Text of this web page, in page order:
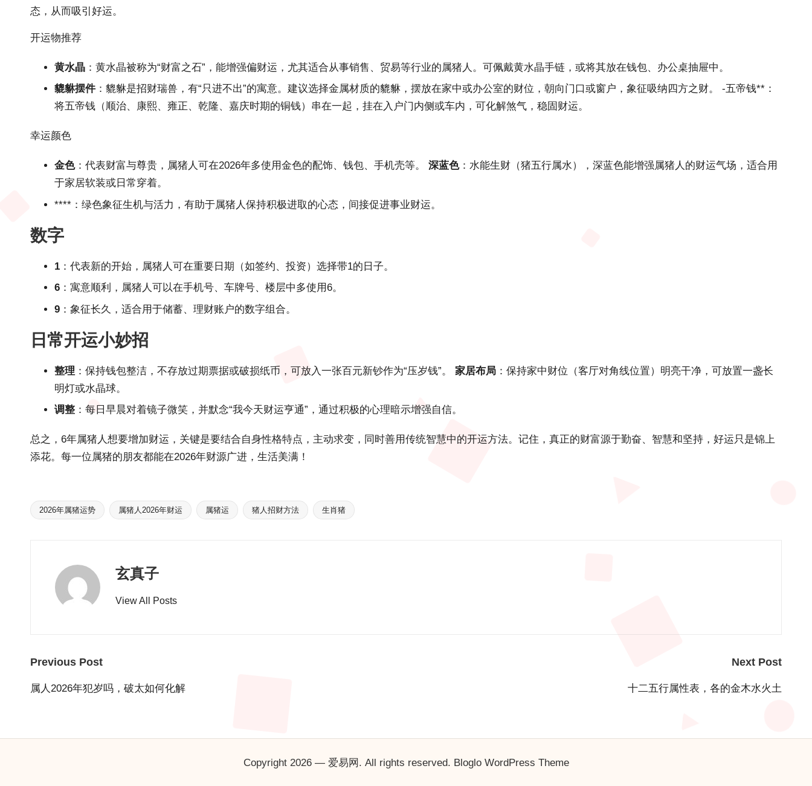
态，从而吸引好运。
开运物推荐
黄水晶 ：黄水晶被称为“财富之石”，能增强偏财运，尤其适合从事销售、贸易等行业的属猪人。可佩戴黄水晶手链，或将其放在钱包、办公桌抽屉中。
貔貅摆件 ：貔貅是招财瑞兽，有“只进不出”的寓意。建议选择金属材质的貔貅，摆放在家中或办公室的财位，朝向门口或窗户，象征吸纳四方之财。 -五帝钱**：
将五帝钱（顺治、康熙、雍正、乾隆、嘉庆时期的铜钱）串在一起，挂在入户门内侧或车内，可化解煞气，稳固财运。
幸运颜色
金色：代表财富与尊贵，属猪人可在2026年多使用金色的配饰、钱包、手机壳等。 深蓝色：水能生财（猪五行属水），深蓝色能增强属猪人的财运气场，适合用
于家居软装或日常穿着。
****：绿色象征生机与活力，有助于属猪人保持积极进取的心态，间接促进事业财运。
数字
1 ：代表新的开始，属猪人可在重要日期（如签约、投资）选择带1的日子。
6 ：寓意顺利，属猪人可以在手机号、车牌号、楼层中多使用6。
9 ：象征长久，适合用于储蓄、理财账户的数字组合。
日常开运小妙招
整理 ：保持钱包整洁，不存放过期票据或破损纸币，可放入一张百元新钞作为“压岁钱”。 家居布局 ：保持家中财位（客厅对角线位置）明亮干净，可放置一盏长
明灯或水晶球。
调整 ：每日早晨对着镜子微笑，并默念“我今天财运亨通”，通过积极的心理暗示增强自信。
总之，6年属猪人想要增加财运，关键是要结合自身性格特点，主动求变，同时善用传统智慧中的开运方法。记住，真正的财富源于勤奋、智慧和坚持，好运只是锦上
添花。每一位属猪的朋友都能在2026年财源广进，生活美满！
Tags:
2026年属猪运势 属猪人2026年财运 属猪运 猪人招财方法 生肖猪
玄真子
View All Posts
Post
navigation
Previous Post
属人2026年犯岁吗，破太如何化解
Next Post
十二五行属性表，各的金木水火土
Copyright 2026 — 爱易网. All rights reserved. Bloglo WordPress Theme